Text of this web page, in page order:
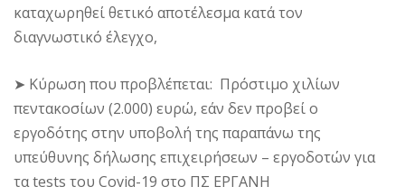
καταχωρηθεί θετικό αποτέλεσμα κατά τον
διαγνωστικό έλεγχο,
➤ Κύρωση που προβλέπεται: Πρόστιμο χιλίων
πεντακοσίων (2.000) ευρώ, εάν δεν προβεί ο
εργοδότης στην υποβολή της παραπάνω της
υπεύθυνης δήλωσης επιχειρήσεων – εργοδοτών για
τα tests του Covid-19 στο ΠΣ ΕΡΓΑΝΗ